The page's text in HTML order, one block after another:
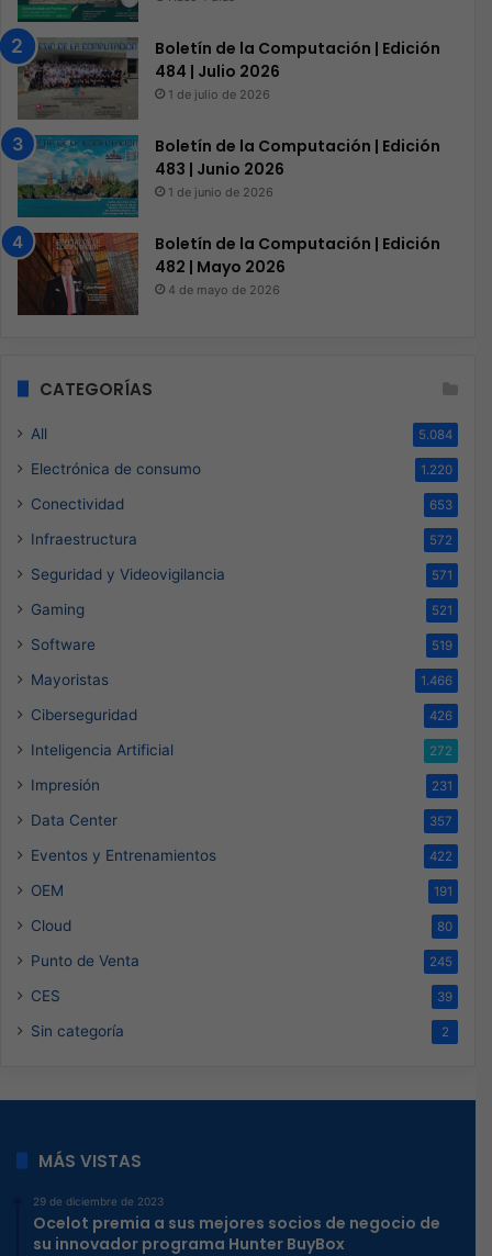
Boletín de la Computación | Edición
484 | Julio 2026
1 de julio de 2026
Boletín de la Computación | Edición
483 | Junio 2026
1 de junio de 2026
Boletín de la Computación | Edición
482 | Mayo 2026
4 de mayo de 2026
CATEGORÍAS
All 5.084
Electrónica de consumo 1.220
Conectividad 653
Infraestructura 572
Seguridad y Videovigilancia 571
Gaming 521
Software 519
Mayoristas 1.466
Ciberseguridad 426
Inteligencia Artificial 272
Impresión 231
Data Center 357
Eventos y Entrenamientos 422
OEM 191
Cloud 80
Punto de Venta 245
CES 39
Sin categoría 2
MÁS VISTAS
29 de diciembre de 2023
Ocelot premia a sus mejores socios de negocio de
su innovador programa Hunter BuyBox